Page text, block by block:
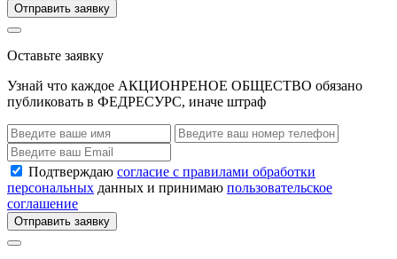
Отправить заявку
Оставьте заявку
Узнай что каждое АКЦИОНРЕНОЕ ОБЩЕСТВО обязано
публиковать в ФЕДРЕСУРС, иначе штраф
Подтверждаю согласие с правилами обработки
персональных данных и принимаю пользовательское
соглашение
Отправить заявку